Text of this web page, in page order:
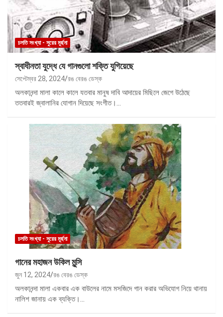
চলতি সংখ্যা - সুরের মূর্ছনা
স্বাধীনতা যুদ্ধে যে গানগুলো শক্তি যুগিয়েছে
সেপ্টেম্বর 28, 2024 রঙ বেরঙ ডেস্ক
অলকানন্দা মালা কালে কালে যতবার মানুষ দাবি আদায়ের মিছিলে জেগে উঠেছে
ততবারই জ্বালানির যোগান দিয়েছে সংগীত।…
চলতি সংখ্যা - সুরের মূর্ছনা
গানের মহাজন উকিল মুন্সি
জুন 12, 2024 রঙ বেরঙ ডেস্ক
অলকানন্দা মালা একবার এক বাউলের নামে মসজিদে গান করার অভিযোগ নিয়ে থানায়
নালিশ জানায় এক ব্যক্তি।…